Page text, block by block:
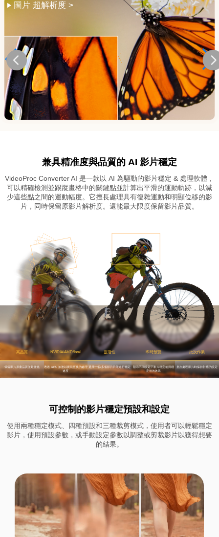
轉檔 DVD 編輯
圖片 超解析度 >
兼具精准度與品質的 AI 影片穩定
VideoProc Converter AI 是一款以 AI 為驅動的影片穩定 & 處理軟體，
可以精確檢測並跟蹤畫格中的關鍵點並計算出平滑的運動軌跡，以減
少這些點之間的運動幅度。它擅長處理具有復雜運動和明顯位移的影
片，同時保留原影片解析度。還能最大限度保留影片品質。
可控制的影片穩定預設和設定
使用兩種穩定模式、四種預設和三種裁剪模式，使用者可以輕鬆穩定
影片，使用預設參數，或手動設定參數以調整或剪裁影片以獲得想要
的結果。